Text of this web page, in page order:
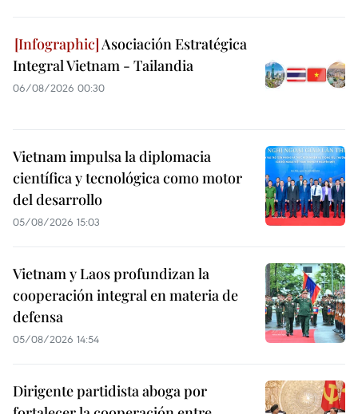
Asociación Estratégica
Integral Vietnam - Tailandia
06/08/2026 00:30
Vietnam impulsa la diplomacia
científica y tecnológica como motor
del desarrollo
05/08/2026 15:03
Vietnam y Laos profundizan la
cooperación integral en materia de
defensa
05/08/2026 14:54
Dirigente partidista aboga por